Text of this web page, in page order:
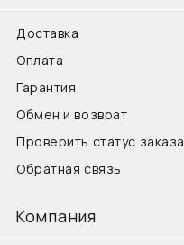
Доставка
Оплата
Гарантия
Обмен и возврат
Проверить статус заказа
Обратная связь
Компания